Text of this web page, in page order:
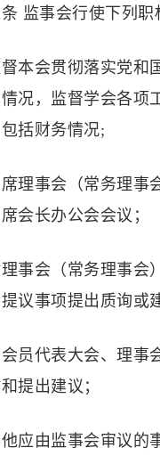
监事会行使下列职
督本会贯彻落实党和
况，监督学会各项
括财务情况;
席理事会（常务理事
会长办公会会议；
理事会（常务理事会
议事项提出质询或
会员代表大会、理事
提出建议；
他应由监事会审议的